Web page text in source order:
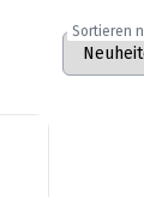
Sortieren